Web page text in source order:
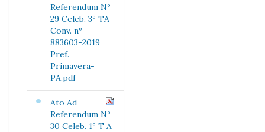
Referendum Nº
29 Celeb. 3º TA
Conv. nº
883603-2019
Pref.
Primavera-
PA.pdf
Ato Ad
Referendum Nº
30 Celeb. 1º T A